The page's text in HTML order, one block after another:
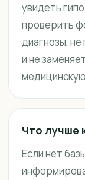
увидеть
проверить
диагнозы,
и не
Что лучше
Если нет